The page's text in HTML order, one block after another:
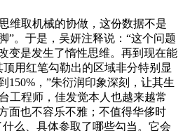
取机械的协做，这份数据不是
”。于是，吴妍注释说：“这个问题
变是发生了惰性思维。再到现在能
用红笔勾勒出的区域非分特别显
，”朱衍润印象深刻，让其生
工程师，佳发觉本人也越来越常
面也不容乐不雅；不值得华侈时
么、具体参取了哪些勾当。它会